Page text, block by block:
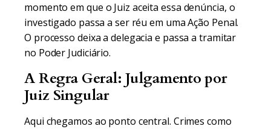
momento em que o Juiz aceita essa denúncia, o
investigado passa a ser réu em uma Ação Penal.
O processo deixa a delegacia e passa a tramitar
no Poder Judiciário.
A Regra Geral: Julgamento por
Juiz Singular
Aqui chegamos ao ponto central. Crimes como